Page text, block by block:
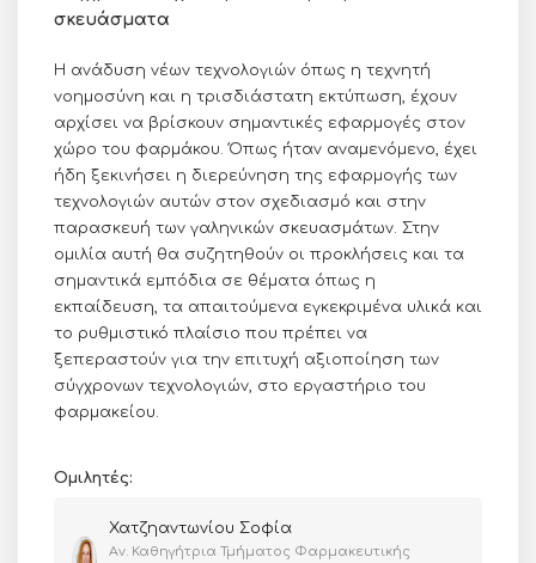
σκευάσματα
Η ανάδυση νέων τεχνολογιών όπως η τεχνητή
νοημοσύνη και η τρισδιάστατη εκτύπωση, έχουν
αρχίσει να βρίσκουν σημαντικές εφαρμογές στον
χώρο του φαρμάκου. Όπως ήταν αναμενόμενο, έχει
ήδη ξεκινήσει η διερεύνηση της εφαρμογής των
τεχνολογιών αυτών στον σχεδιασμό και στην
παρασκευή των γαληνικών σκευασμάτων. Στην
ομιλία αυτή θα συζητηθούν οι προκλήσεις και τα
σημαντικά εμπόδια σε θέματα όπως η
εκπαίδευση, τα απαιτούμενα εγκεκριμένα υλικά και
το ρυθμιστικό πλαίσιο που πρέπει να
ξεπεραστούν για την επιτυχή αξιοποίηση των
σύγχρονων τεχνολογιών, στο εργαστήριο του
φαρμακείου.
Ομιλητές:
Χατζηαντωνίου Σοφία
Αν. Καθηγήτρια Τμήματος Φαρμακευτικής